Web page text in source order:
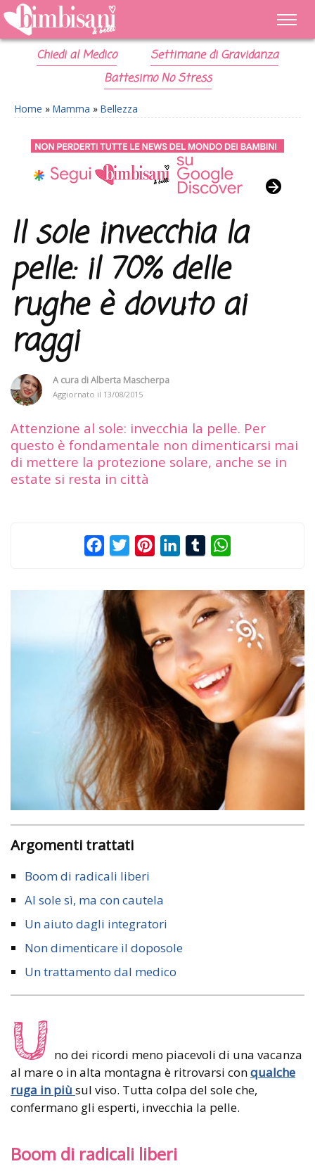
Chiedi al Medico
Settimane di Gravidanza
Battesimo No Stress
Home » Mamma » Bellezza
Il sole invecchia la
pelle: il 70% delle
rughe è dovuto ai
raggi
A cura diAlberta Mascherpa
Aggiornato il 13/08/2015
Attenzione al sole: invecchia la pelle. Per
questo è fondamentale non dimenticarsi mai
di mettere la protezione solare, anche se in
estate si resta in città
FacebookTwitterPinterestLinkedInTumblr
Argomenti trattati
Boom di radicali liberi
Al sole sì, ma con cautela
Un aiuto dagli integratori
Non dimenticare il doposole
Un trattamento dal medico
U no dei ricordi meno piacevoli di una vacanza
al mare o in alta montagna è ritrovarsi conqualche
ruga in più sul viso. Tutta colpa del sole che,
confermano gli esperti, invecchia la pelle.
Boom di radicali liberi